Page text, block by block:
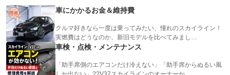
車にかかるお金＆維持費
クルマ好きなら一度は乗ってみたい、憧れのスカイライン！
実燃費はどうなのか、新旧モデルを比べてみまし…
車検・点検・メンテナンス
「助手席側のエアコンだけ冷えない」「助手席からぬるい風